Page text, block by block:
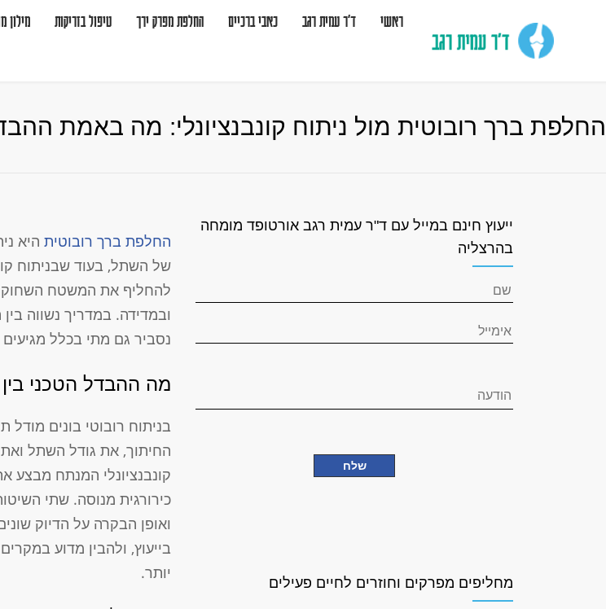
ראשי ד”ר עמית רגב כאבי ברכיים החלפת מפרק ירך טיפול בזריקות מילון
החלפת ברך רובוטית מול ניתוח קונבנציונלי: מה באמת
החלפת ברך רובוטית היא
של השתל, בעוד שבניתוח
להחליף את המשטח השחוק
ובמדידה. במדריך נשווה
נסביר גם מתי בכלל מגיעים
מה ההבדל הטכני בין
בניתוח רובוטי בונים
החיתוך, את גודל השתל ואת
קונבנציונלי המנתח מבצע
כירורגית מנוסה. שתי
ואופן הבקרה על הדיוק
בייעוץ, ולהבין מדוע
יותר.
ייעוץ חינם במייל עם ד"ר עמית רגב אורטופד מומחה
בהרצליה
מחליפים מפרקים וחוזרים לחיים פעילים